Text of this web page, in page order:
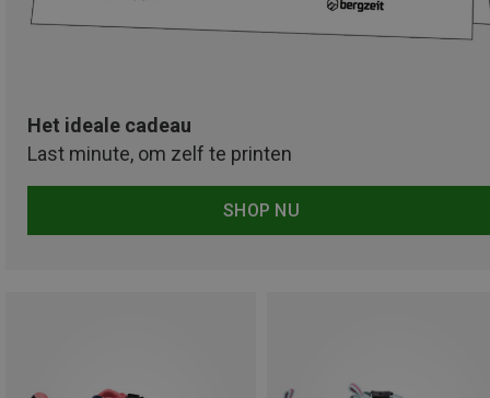
Het ideale cadeau
Last minute, om zelf te printen
SHOP NU